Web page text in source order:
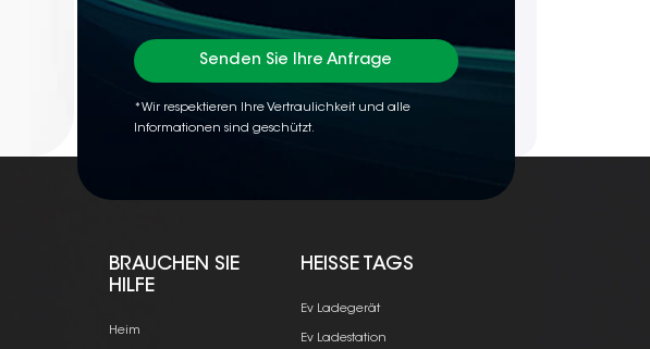
Senden Sie Ihre Anfrage
*Wir respektieren Ihre Vertraulichkeit und alle
Informationen sind geschützt.
BRAUCHEN SIE
HILFE
Heim
HEISSE TAGS
Ev Ladegerät
Ev Ladestation